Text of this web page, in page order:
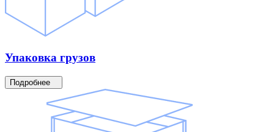
Упаковка грузов
Подробнее